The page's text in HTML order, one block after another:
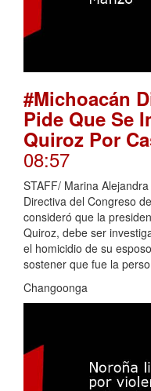
#Michoacán
Pide Que Se
Quiroz Por
08:57
STAFF/ Marina
Directiva del Congreso
consideró que la
Quiroz, debe ser
el homicidio de su
sostener que fue la
Changoonga